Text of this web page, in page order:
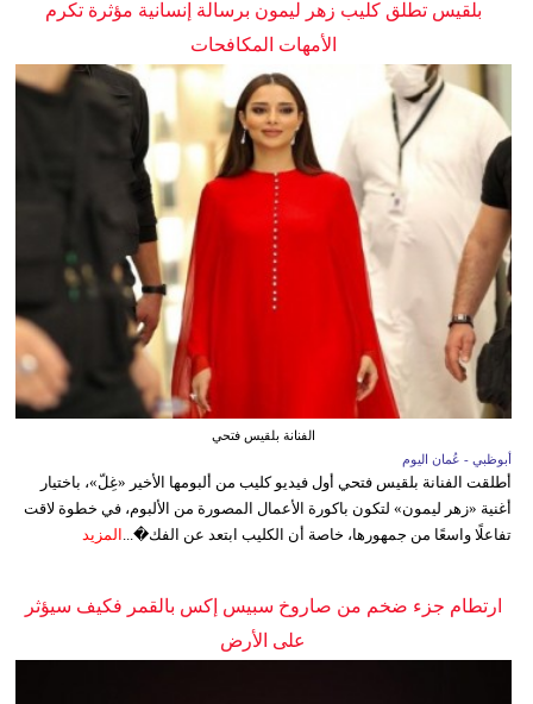
بلقيس تطلق كليب زهر ليمون برسالة إنسانية مؤثرة تكرم
الأمهات المكافحات
الفنانة بلقيس فتحي
أبوظبي - عُمان اليوم
أطلقت الفنانة بلقيس فتحي أول فيديو كليب من ألبومها الأخير «غِلّ»، باختيار
أغنية «زهر ليمون» لتكون باكورة الأعمال المصورة من الألبوم، في خطوة لاقت
تفاعلًا واسعًا من جمهورها، خاصة أن الكليب ابتعد عن الفك�... المزيد
ارتطام جزء ضخم من صاروخ سبيس إكس بالقمر فكيف سيؤثر
على الأرض